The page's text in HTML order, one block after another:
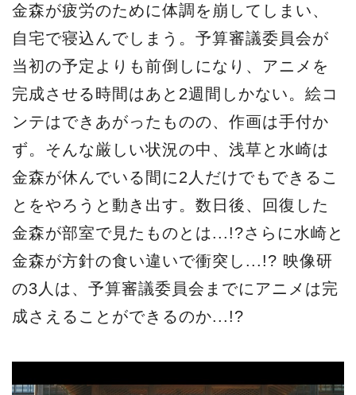
金森が疲労のために体調を崩してしまい、
自宅で寝込んでしまう。予算審議委員会が
当初の予定よりも前倒しになり、アニメを
完成させる時間はあと2週間しかない。絵コ
ンテはできあがったものの、作画は手付か
ず。そんな厳しい状況の中、浅草と水崎は
金森が休んでいる間に2人だけでもできるこ
とをやろうと動き出す。数日後、回復した
金森が部室で見たものとは...!?さらに水崎と
金森が方針の食い違いで衝突し...!? 映像研
の3人は、予算審議委員会までにアニメは完
成さえることができるのか...!?